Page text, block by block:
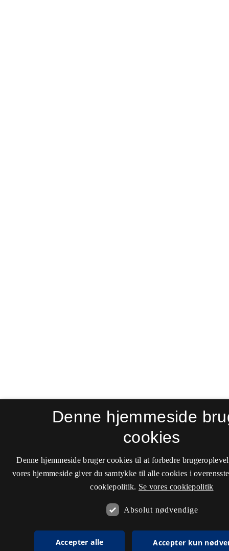
Denne hjemmeside
cookies
Denne hjemmeside bruger cookies til at forbedre
vores hjemmeside giver du samtykke til alle cookies i
cookiepolitik. Se vores cookiepolitik
Absolut nødvendige
Accepter alle Accepter kun